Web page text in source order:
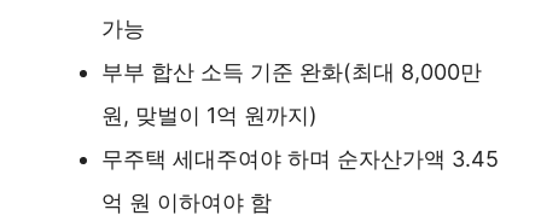
가능
부부 합산 소득 기준 완화(최대 8,000만
원, 맞벌이 1억 원까지)
무주택 세대주여야 하며 순자산가액 3.45
억 원 이하여야 함